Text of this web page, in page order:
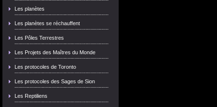
Les planètes
Les planètes se réchauffent
Les Pôles Terrestres
Les Projets des Maîtres du Monde
Les protocoles de Toronto
Les protocoles des Sages de Sion
Les Reptiliens